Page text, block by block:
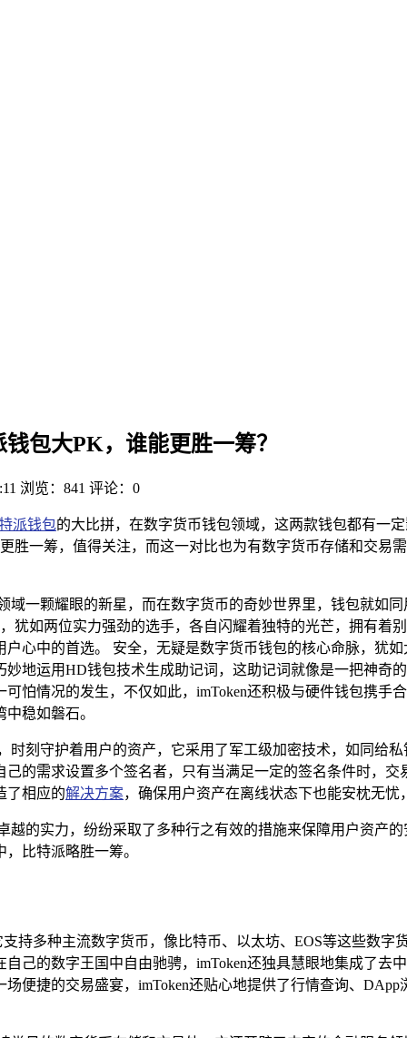
包大PK，谁能更胜一筹？
浏览：841 评论：0
派钱包的大比拼，在数字货币钱包领域，这两款钱包都有一
胜一筹，值得关注，而这一对比也为有数字货币存储和交易
一颗耀眼的新星，而在数字货币的奇妙世界里，钱包就如
犹如两位实力强劲的选手，各自闪耀着独特的光芒，拥有着
心中的首选。 安全，无疑是数字货币钱包的核心命脉，犹
地运用HD钱包技术生成助记词，这助记词就像是一把神奇
怕情况的发生，不仅如此，imToken还积极与硬件钱包携手
稳如磐石。
刻守护着用户的资产，它采用了军工级加密技术，如同给
的需求设置多个签名者，只有当满足一定的签名条件时，
了相应的解决方案，确保用户资产在离线状态下也能安枕无
的实力，纷纷采取了多种行之有效的措施来保障用户资产
比特派略胜一筹。
持多种主流数字货币，像比特币、以太坊、EOS等这些数字
己的数字王国中自由驰骋，imToken还独具慧眼地集成了去
便捷的交易盛宴，imToken还贴心地提供了行情查询、